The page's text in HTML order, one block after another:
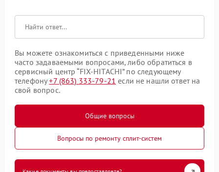
Вы можете ознакомиться с приведенными ниже
часто задаваемыми вопросами, либо обратиться в
сервисный центр “FIX-HITACHI” по следующему
телефону+7 (863) 333-79-21 если не нашли ответ на
свой вопрос.
Общие вопросы
Вопросы по ремонту сплит-систем